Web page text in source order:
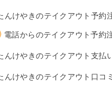
んけやきのテイクアウト予約
電話からのテイクアウト予約
んけやきのテイクアウト支払
んけやきのテイクアウト口コミ